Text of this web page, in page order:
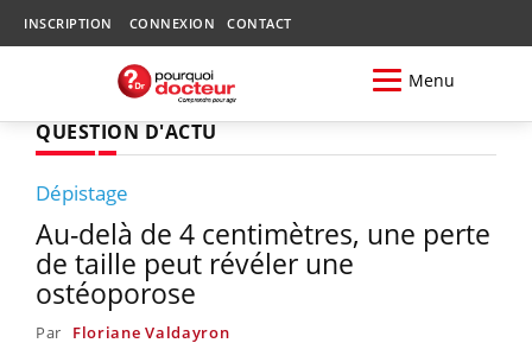
INSCRIPTION CONNEXION CONTACT
Menu
QUESTION D'ACTU
Dépistage
Au-delà de 4 centimètres, une perte
de taille peut révéler une
ostéoporose
Par Floriane Valdayron